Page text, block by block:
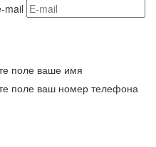
mail
поле ваше имя
поле ваш номер телефона